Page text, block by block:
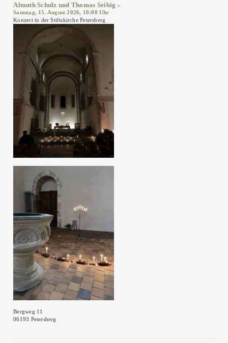
Almuth Schulz und Thomas Seibig
Samstag, 15. August 2026, 18:00 Uhr
Konzert in der Stiftskirche Petersberg
Bergweg 11
06193 Petersberg